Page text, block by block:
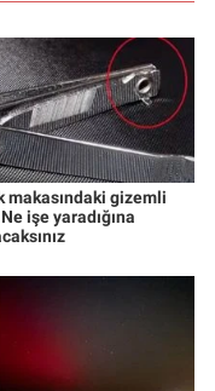
makasındaki gizemli
işe yaradığına